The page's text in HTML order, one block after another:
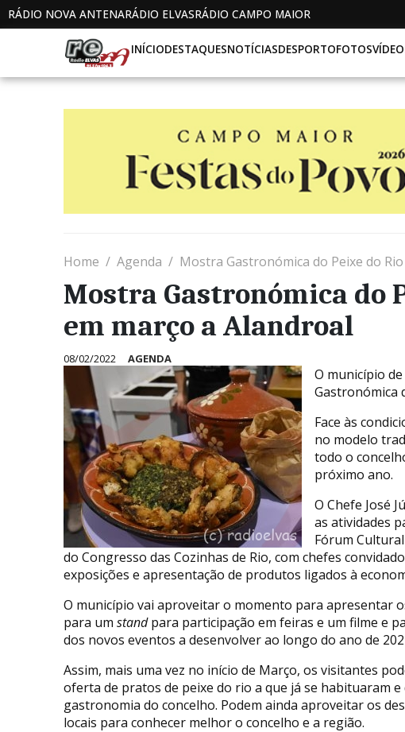
RÁDIO NOVA ANTENARÁDIO ELVASRÁDIO CAMPO MAIOR
INÍCIODESTAQUESNOTÍCIASDESPORTOFOTOS
Home Agenda Mostra Gastronómica do Peixe do
Mostra Gastronómica do
em março a Alandroal
08/02/2022 AGENDA
O município
Gastronómica
Face às
no modelo
todo o
próximo ano.
O Chefe José
as atividades
Fórum
do Congresso das Cozinhas de Rio, com chefes
exposições e apresentação de produtos ligados à
O município vai aproveitar o momento para apresentar
para um standpara participação em feiras e um filme e
dos novos eventos a desenvolver ao longo do ano de
Assim, mais uma vez no início de Março, os visitantes
oferta de pratos de peixe do rio a que já se habituaram
gastronomia do concelho. Podem ainda aproveitar os
locais para conhecer melhor o concelho e a região.